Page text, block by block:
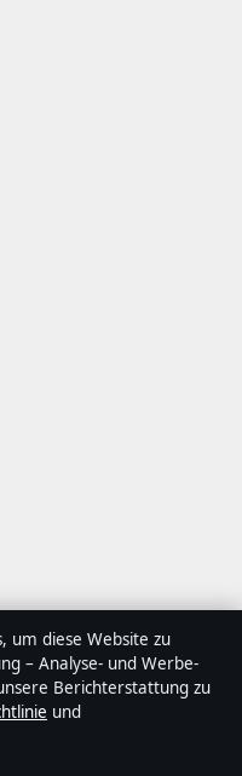
Politik, Wirtschaft,
Jeder Artikel
um diese Website zu
– Analyse- und Werbe-
Berichterstattung zu
und